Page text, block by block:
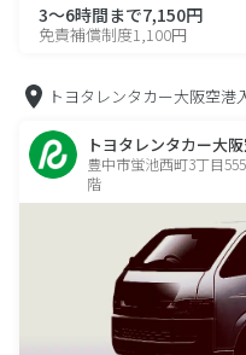
3～6時間まで7,150円
免責補償制度1,100円
トヨタレンタカー大阪空港
トヨタレンタカー大
豊中市蛍池西町3丁目
階